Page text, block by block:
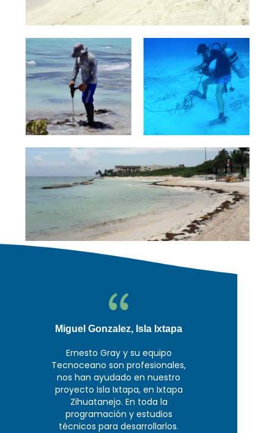
Miguel Gonzalez, Isla Ixtapa
Ernesto Gray y su equipo
Tecnoceano son profesionales,
nos han ayudado en nuestro
proyecto Isla Ixtapa, en Ixtapa
Zihuatanejo. En toda la
programación y estudios
técnicos para desarrollarlos.